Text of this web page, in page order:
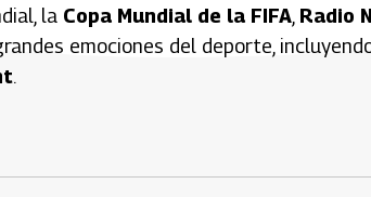
la Copa Mundial de la FIFA Radio
emociones del deporte,
.